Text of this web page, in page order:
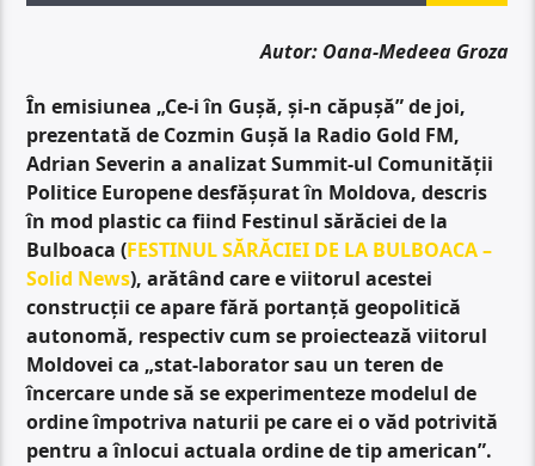
Autor: Oana-Medeea Groza
În emisiunea „Ce-i în Gușă, și-n căpușă” de joi,
prezentată de Cozmin Gușă la Radio Gold FM,
Adrian Severin a analizat Summit-ul Comunității
Politice Europene desfășurat în Moldova, descris
în mod plastic ca fiind Festinul sărăciei de la
Bulboaca (FESTINUL SĂRĂCIEI DE LA BULBOACA –
Solid News), arătând care e viitorul acestei
construcții ce apare fără portanță geopolitică
autonomă, respectiv cum se proiectează viitorul
Moldovei ca „stat-laborator sau un teren de
încercare unde să se experimenteze modelul de
ordine împotriva naturii pe care ei o văd potrivită
pentru a înlocui actuala ordine de tip american”.